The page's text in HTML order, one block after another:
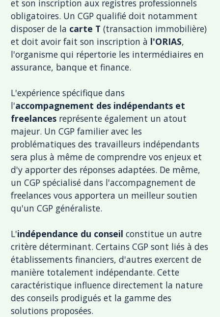
et son inscription aux registres professionnels
obligatoires. Un CGP qualifié doit notamment
disposer de la carte T (transaction immobilière)
et doit avoir fait son inscription à l'ORIAS,
l'organisme qui répertorie les intermédiaires en
assurance, banque et finance.
L'expérience spécifique dans
l'accompagnement des indépendants et
freelances représente également un atout
majeur. Un CGP familier avec les
problématiques des travailleurs indépendants
sera plus à même de comprendre vos enjeux et
d'y apporter des réponses adaptées. De même,
un CGP spécialisé dans l'accompagnement de
freelances vous apportera un meilleur soutien
qu'un CGP généraliste.
L'indépendance du conseilconstitue un autre
critère déterminant. Certains CGP sont liés à des
établissements financiers, d'autres exercent de
manière totalement indépendante. Cette
caractéristique influence directement la nature
des conseils prodigués et la gamme des
solutions proposées.